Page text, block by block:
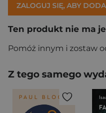
ZALOGUJ SIĘ, ABY
Ten produkt nie ma
Pomóż innym i zostaw
Z tego samego